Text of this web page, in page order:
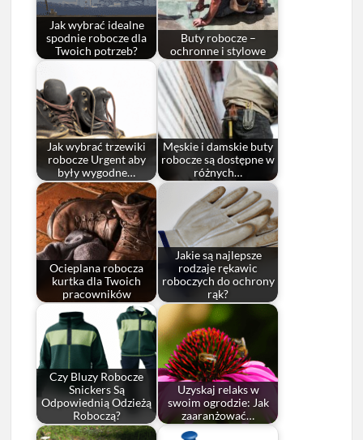
Jak wybrać idealne
spodnie robocze dla
Twoich potrzeb?
Buty robocze –
ochronne i stylowe
Jak wybrać trzewiki
robocze Urgent aby
były wygodne…
Męskie i damskie buty
robocze są dostępne w
różnych…
Ocieplana robocza
kurtka dla Twoich
pracowników
Jakie są najlepsze
rodzaje rękawic
roboczych do ochrony
rąk?
Czy Bluzy Robocze
Snickers Są
Odpowiednią Odzieżą
Roboczą?
Uzyskaj relaks w
swoim ogrodzie: Jak
zaaranżować…